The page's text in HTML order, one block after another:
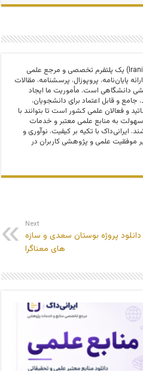
ایرانی‌داک (IraniDoc) یک پلتفرم تخصصی و مرجع علمی
پایان‌نامه، پروپوزال، پرسشنامه، مقالات
دانشگاهی است. مأموریت ما ایجاد
و قابل اعتماد برای دانشجویان،
و فعالان علمی کشور است تا بتوانند با
به منابع علمی معتبر و خدمات
با تکیه بر کیفیت، نوآوری و
علمی و پژوهشی کاربران در
Next
دانلود پروژه بوستان سعدی و سازه
های معناگرا